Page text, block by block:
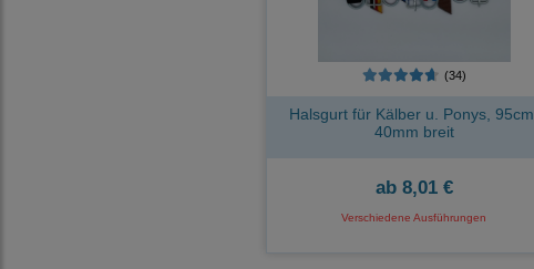
(34)
Halsgurt für Kälber u. Ponys, 95cm,
40mm breit
ab8,01 €
Verschiedene Ausführungen